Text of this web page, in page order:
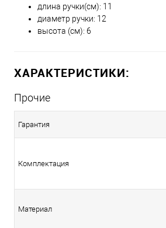
длина ручки(см): 11
диаметр ручки: 12
высота (см): 6
ХАРАКТЕРИСТИКИ:
Прочие
Гарантия
Комплектация
Материал